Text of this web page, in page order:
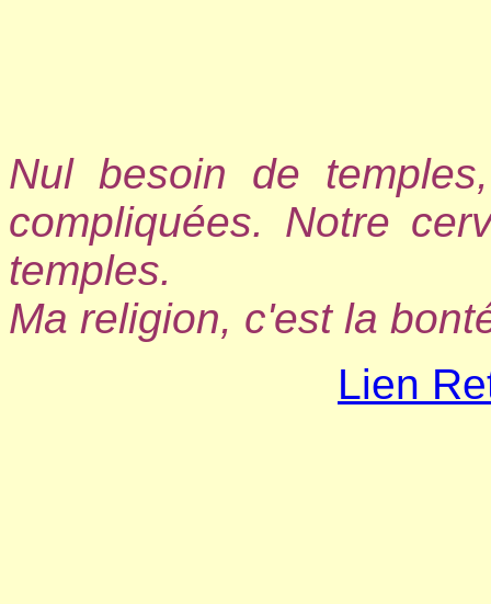
Nul besoin de
compliquées. Notre
temples.
Ma religion, c'est la
Lien